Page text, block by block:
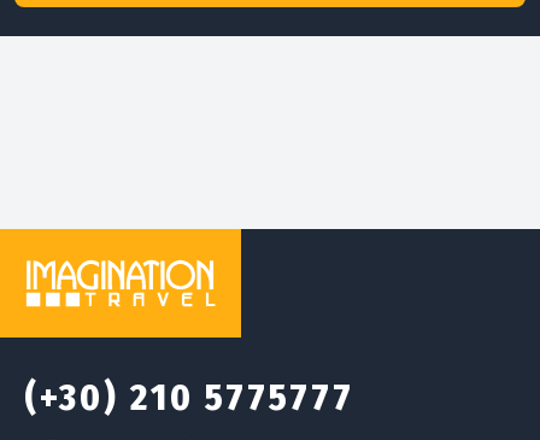
(+30) 210 5775777